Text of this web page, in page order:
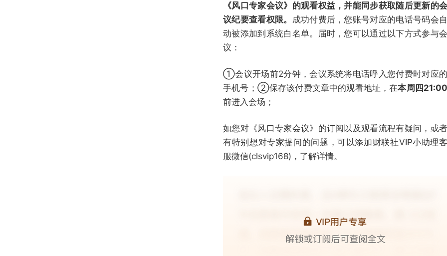
《风口专家会议》的观看权益，并能同步获取随后更新的会
议纪要查看权限。 成功付费后，您账号对应的电话号码会
动被添加到系统白名单。届时，您可以通过以下方式参与会
议：
①会议开场前2分钟，会议系统将电话呼入您付费时对应的
手机号；②保存该付费文章中的观看地址，在本周四
前进入会场；
如您对《风口专家会议》的订阅以及观看流程有疑问，或者
有特别想对专家提问的问题，可以添加财联社VIP小助理客
服微信(clsvip168)，了解详情。